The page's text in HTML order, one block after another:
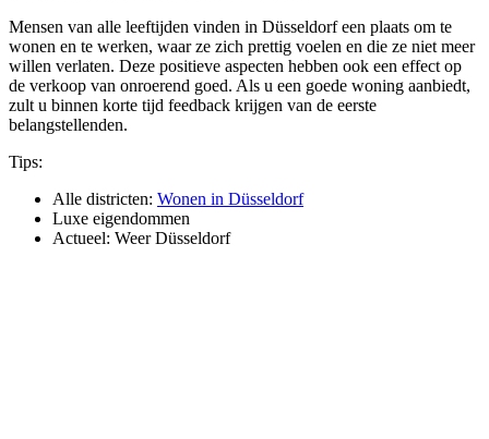
Mensen van alle leeftijden vinden in Düsseldorf een plaats om te
wonen en te werken, waar ze zich prettig voelen en die ze niet meer
willen verlaten. Deze positieve aspecten hebben ook een effect op
de verkoop van onroerend goed. Als u een goede woning aanbiedt,
zult u binnen korte tijd feedback krijgen van de eerste
belangstellenden.
Tips:
Alle districten: Wonen in Düsseldorf
Luxe eigendommen
Actueel: Weer Düsseldorf